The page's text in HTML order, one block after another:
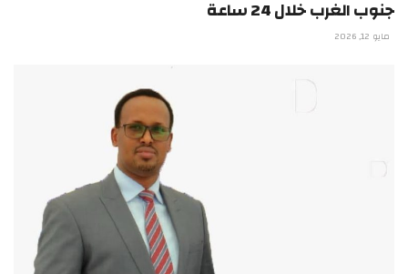
جنوب الغرب خلال 24 ساعة
مايو 12, 2026